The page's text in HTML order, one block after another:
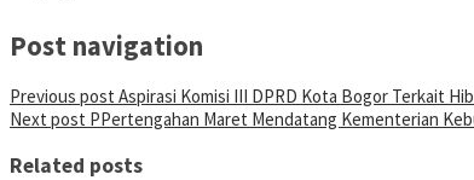
Post navigation
Previous post Aspirasi Komisi III DPRD Kota Bogor Terkait
Next post PPertengahan Maret Mendatang Kementerian
Related posts